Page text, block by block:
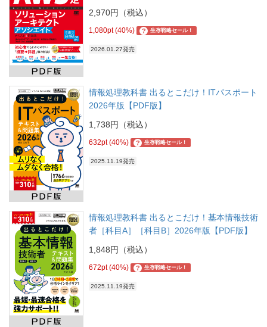
2,970円（税込）
1,080pt (40%) ? 生存戦略セール！
2026.01.27発売
情報処理教科書 出るとこだけ！ITパスポート
2026年版【PDF版】
1,738円（税込）
632pt (40%) ? 生存戦略セール！
2025.11.19発売
情報処理教科書 出るとこだけ！基本情報技術
者［科目A］［科目B］2026年版【PDF版】
1,848円（税込）
672pt (40%) ? 生存戦略セール！
2025.11.19発売